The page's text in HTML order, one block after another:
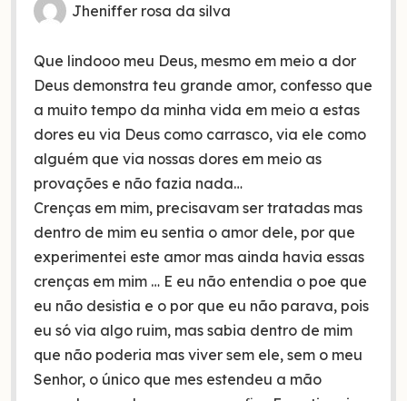
Jheniffer rosa da silva
Que lindooo meu Deus, mesmo em meio a dor
Deus demonstra teu grande amor, confesso que
a muito tempo da minha vida em meio a estas
dores eu via Deus como carrasco, via ele como
alguém que via nossas dores em meio as
provações e não fazia nada…
Crenças em mim, precisavam ser tratadas mas
dentro de mim eu sentia o amor dele, por que
experimentei este amor mas ainda havia essas
crenças em mim … E eu não entendia o poe que
eu não desistia e o por que eu não parava, pois
eu só via algo ruim, mas sabia dentro de mim
que não poderia mas viver sem ele, sem o meu
Senhor, o único que mes estendeu a mão